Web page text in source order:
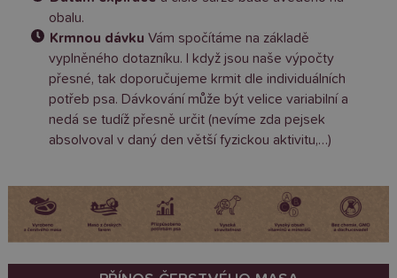
obalu.
Krmnou dávku Vám spočítáme na základě
vyplněného dotazníku. I když jsou naše výpočty
přesné, tak doporučujeme krmit dle individuálních
potřeb psa. Dávkování může být velice variabilní a
nedá se tudíž přesně určit (nevíme zda pejsek
absolvoval v daný den větší fyzickou aktivitu,…)